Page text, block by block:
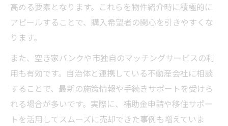
高める要素となります。これらを物件紹介時に積極的に
アピールすることで、購入希望者の関心を引きやすくな
ります。
また、空き家バンクや市独自のマッチングサービスの利
用も有効です。自治体と連携している不動産会社に相談
することで、最新の施策情報や手続きサポートを受けら
れる場合が多いです。実際に、補助金申請や移住サポー
トを活用してスムーズに売却できた事例も増えていま